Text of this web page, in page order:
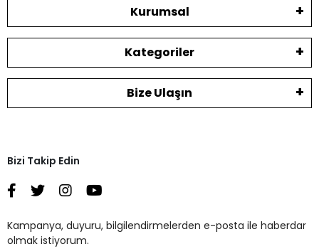
Kurumsal
Kategoriler
Bize Ulaşın
Bizi Takip Edin
Kampanya, duyuru, bilgilendirmelerden e-posta ile haberdar
olmak istiyorum.